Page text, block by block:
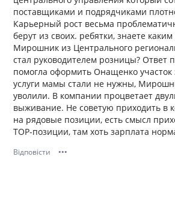
поставщиками и подрядчиками
Карьерный рост весьма
берут из своих. ребятки, знаете
Мирошник из Центрального
стал руководителем розницы? Ответ
помогла оформить Онащенко участок
услуги мамы стали не нужны,
уволили. В компании процветает
выживание. Не советую приходить в
на рядовые позиции, есть смысл
ТОР-позиции, там хоть зарплата
Відповісти •••